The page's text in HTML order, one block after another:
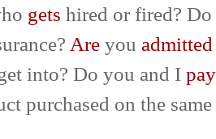
gets hired or fired?
Are you admitted
into? Do you and I pay
purchased on the